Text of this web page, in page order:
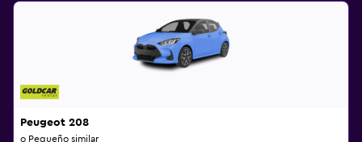
Peugeot 208
o Pequeño similar